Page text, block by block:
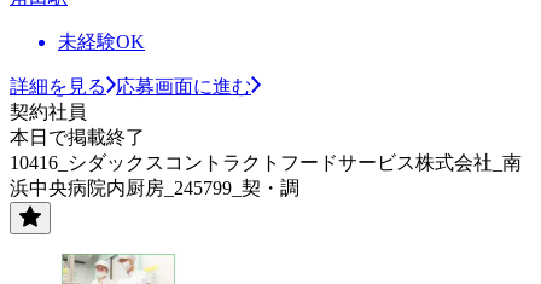
未経験OK
詳細を見る
応募画面に進む
契約社員
本日で掲載終了
10416_シダックスコントラクトフードサービス株式会社_南
浜中央病院内厨房_245799_契・調